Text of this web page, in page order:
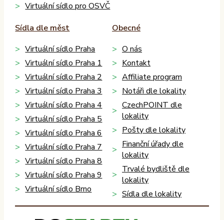
Virtuální sídlo pro OSVČ
Sídla dle měst
Virtuální sídlo Praha
Virtuální sídlo Praha 1
Virtuální sídlo Praha 2
Virtuální sídlo Praha 3
Virtuální sídlo Praha 4
Virtuální sídlo Praha 5
Virtuální sídlo Praha 6
Virtuální sídlo Praha 7
Virtuální sídlo Praha 8
Virtuální sídlo Praha 9
Virtuální sídlo Brno
Obecné
O nás
Kontakt
Affiliate program
Notáři dle lokality
CzechPOINT dle
lokality
Pošty dle lokality
Finanční úřady dle
lokality
Trvalé bydliště dle
lokality
Sídla dle lokality